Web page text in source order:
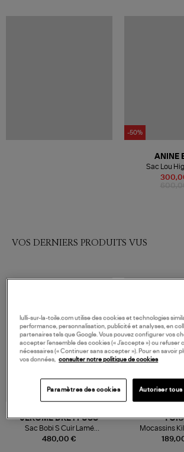
-50%
ANINE
Sac Lou
VOS DERNIERS PRODUITS VUS
480,00 €
JEROME DREYFUSS
Sac Bobi S Cuir Lamé
Champagne
Mocassins
lulli-sur-la-toile.com utilise des cookies et technologies
performance, personnalisation, publicité et analyses, en
partenaires tels que Google. Vous pouvez configurer vos
accepter l’ensemble des cookies (« J’accepte ») ou
nécessaires (« Continuer sans accepter »). Pour en savoir
vos données, consulter notre politique de cookies
Paramètres des cookies Autoriser tous